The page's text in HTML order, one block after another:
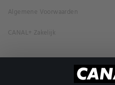
Algemene Voorwaarden
CANAL+ Zakelijk